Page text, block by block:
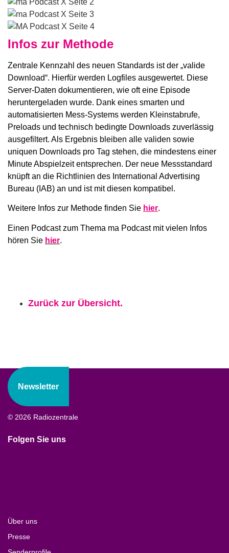
Infos zur Methode
Zentrale Kennzahl des neuen Standards ist der „valide
Download“. Hierfür werden Logfiles ausgewertet. Diese
Server-Daten dokumentieren, wie oft eine Episode
heruntergeladen wurde. Dank eines smarten und
automatisierten Mess-Systems werden Kleinstabrufe,
Preloads und technisch bedingte Downloads zuverlässig
ausgefiltert. Als Ergebnis bleiben alle validen sowie
uniquen Downloads pro Tag stehen, die mindestens einer
Minute Abspielzeit entsprechen. Der neue Messstandard
knüpft an die Richtlinien des International Advertising
Bureau (IAB) an und ist mit diesen kompatibel.
Weitere Infos zur Methode finden Sie hier.
Einen Podcast zum Thema ma Podcast mit vielen Infos
hören Sie hier.
Zurück zur Übersicht.
Newsletter
© 2026 Radiozentrale
Folgen Sie uns
Über uns
Presse